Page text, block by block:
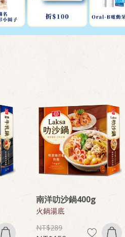
南洋叻沙鍋400g
火鍋湯底
289